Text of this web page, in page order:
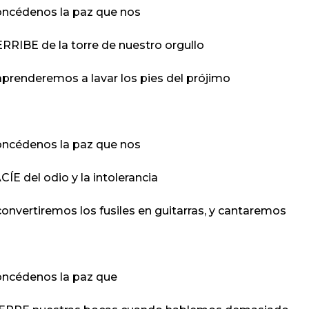
la paz que nos
de la torre de nuestro orgullo
a lavar los pies del prójimo
la paz que nos
del odio y la intolerancia
los fusiles en guitarras, y cantaremos
la paz que